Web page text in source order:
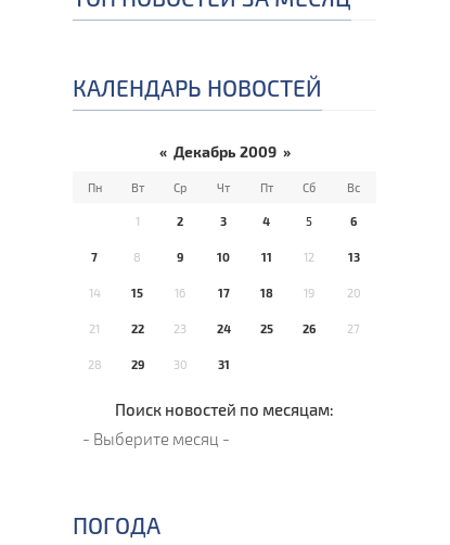
КАЛЕНДАРЬ НОВОСТЕЙ
« Декабрь 2009 »
Пн Вт Ср Чт Пт Сб Вс
1 2 3 4 5 6
7 8 9 10 11 12 13
14 15 16 17 18 19 20
21 22 23 24 25 26 27
28 29 30 31
Поиск новостей по месяцам:
ПОГОДА